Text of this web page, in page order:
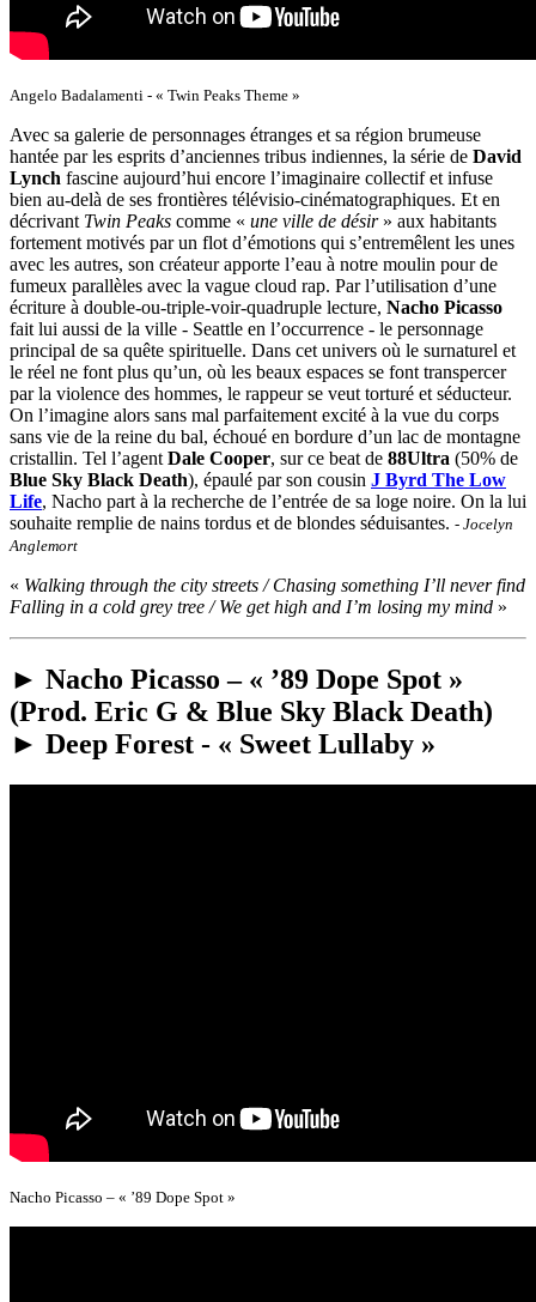
Angelo Badalamenti - « Twin Peaks Theme »
Avec sa galerie de personnages étranges et sa région brumeuse
hantée par les esprits d’anciennes tribus indiennes, la série de David
Lynch fascine aujourd’hui encore l’imaginaire collectif et infuse
bien au-delà de ses frontières télévisio-cinématographiques. Et en
décrivant Twin Peaks comme « une ville de désir» aux habitants
fortement motivés par un flot d’émotions qui s’entremêlent les unes
avec les autres, son créateur apporte l’eau à notre moulin pour de
fumeux parallèles avec la vague cloud rap. Par l’utilisation d’une
écriture à double-ou-triple-voir-quadruple lecture, Nacho Picasso
fait lui aussi de la ville - Seattle en l’occurrence - le personnage
principal de sa quête spirituelle. Dans cet univers où le surnaturel et
le réel ne font plus qu’un, où les beaux espaces se font transpercer
par la violence des hommes, le rappeur se veut torturé et séducteur.
On l’imagine alors sans mal parfaitement excité à la vue du corps
sans vie de la reine du bal, échoué en bordure d’un lac de montagne
cristallin. Tel l’agent Dale Cooper, sur ce beat de 88Ultra (50% de
Blue Sky Black Death), épaulé par son cousin J Byrd The Low
Life, Nacho part à la recherche de l’entrée de sa loge noire. On la lui
souhaite remplie de nains tordus et de blondes séduisantes. - Jocelyn
Anglemort
« Walking through the city streets / Chasing something I’ll never find
Falling in a cold grey tree / We get high and I’m losing my mind »
► Nacho Picasso – « ’89 Dope Spot »
(Prod. Eric G & Blue Sky Black Death)
► Deep Forest - « Sweet Lullaby »
Nacho Picasso – « ’89 Dope Spot »